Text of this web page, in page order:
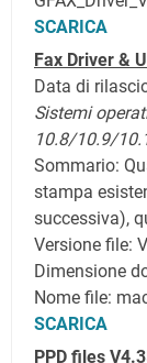
SCARICA
Fax Driver &
Data di
Sistemi
10.8/10.9/
Sommario:
stampa
successiva),
Versione file:
Dimensione
Nome file:
SCARICA
PPD files